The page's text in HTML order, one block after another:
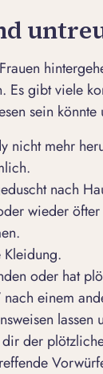
Es gibt viele
sein
nicht mehr
nach
wieder öfter
Kleidung.
oder hat
einem
der